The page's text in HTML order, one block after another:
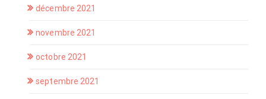
décembre 2021
novembre 2021
octobre 2021
septembre 2021